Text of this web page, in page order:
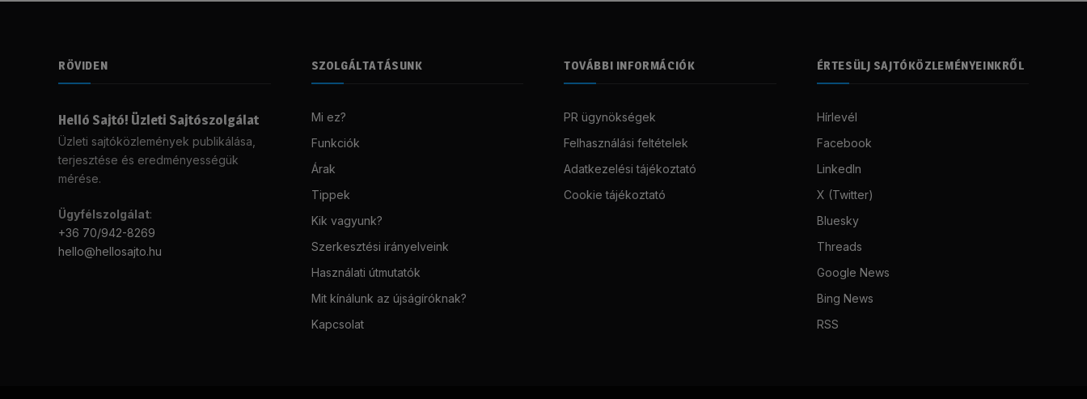
RÖVIDEN
Helló Sajtó! Üzleti Sajtószolgálat
Üzleti sajtóközlemények publikálása,
terjesztése és eredményességük
mérése.
Ügyfélszolgálat:
+36 70/942-8269
hello@hellosajto.hu
SZOLGÁLTATÁSUNK
Mi ez?
Funkciók
Árak
Tippek
Kik vagyunk?
Szerkesztési irányelveink
Használati útmutatók
Mit kínálunk az újságíróknak?
Kapcsolat
TOVÁBBI INFORMÁCIÓK
PR ügynökségek
Felhasználási feltételek
Adatkezelési tájékoztató
Cookie tájékoztató
ÉRTESÜLJ SAJTÓKÖZLEMÉNYEINKRŐL
Hírlevél
Facebook
LinkedIn
X (Twitter)
Bluesky
Threads
Google News
Bing News
RSS